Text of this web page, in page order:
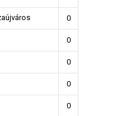
0
0
0
0
0